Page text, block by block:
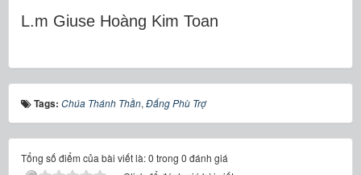
L.m Giuse Hoàng Kim Toan
Tags: Chúa Thánh Thần, Đấng Phù Trợ
Tổng số điểm của bài viết là: 0 trong 0 đánh giá